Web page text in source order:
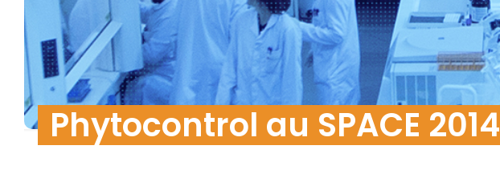
Politique Qualité
Recherche & Développement
Sécurité des données
Phytocontrol au SPACE 2014